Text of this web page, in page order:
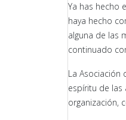
Ya has hecho
haya hecho
alguna de las
continuado
La Asociación
espíritu de las
organización,